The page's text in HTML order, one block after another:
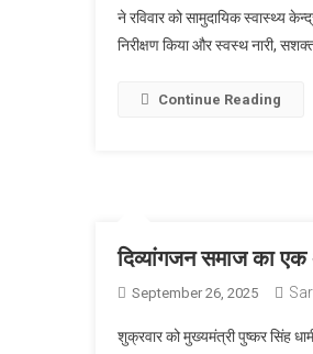
ने रविवार को सामुदायिक स्वास्थ्य
निरीक्षण किया और स्वस्थ नारी,
Continue Reading
दिव्यांगजन समाज का
September 26, 2025
शुक्रवार को मुख्यमंत्री पुष्कर सिंह